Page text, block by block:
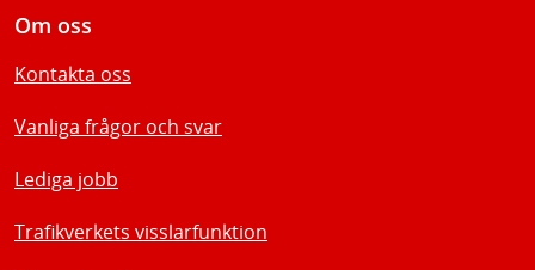
Om oss
Kontakta oss
Vanliga frågor och svar
Lediga jobb
Trafikverkets visslarfunktion